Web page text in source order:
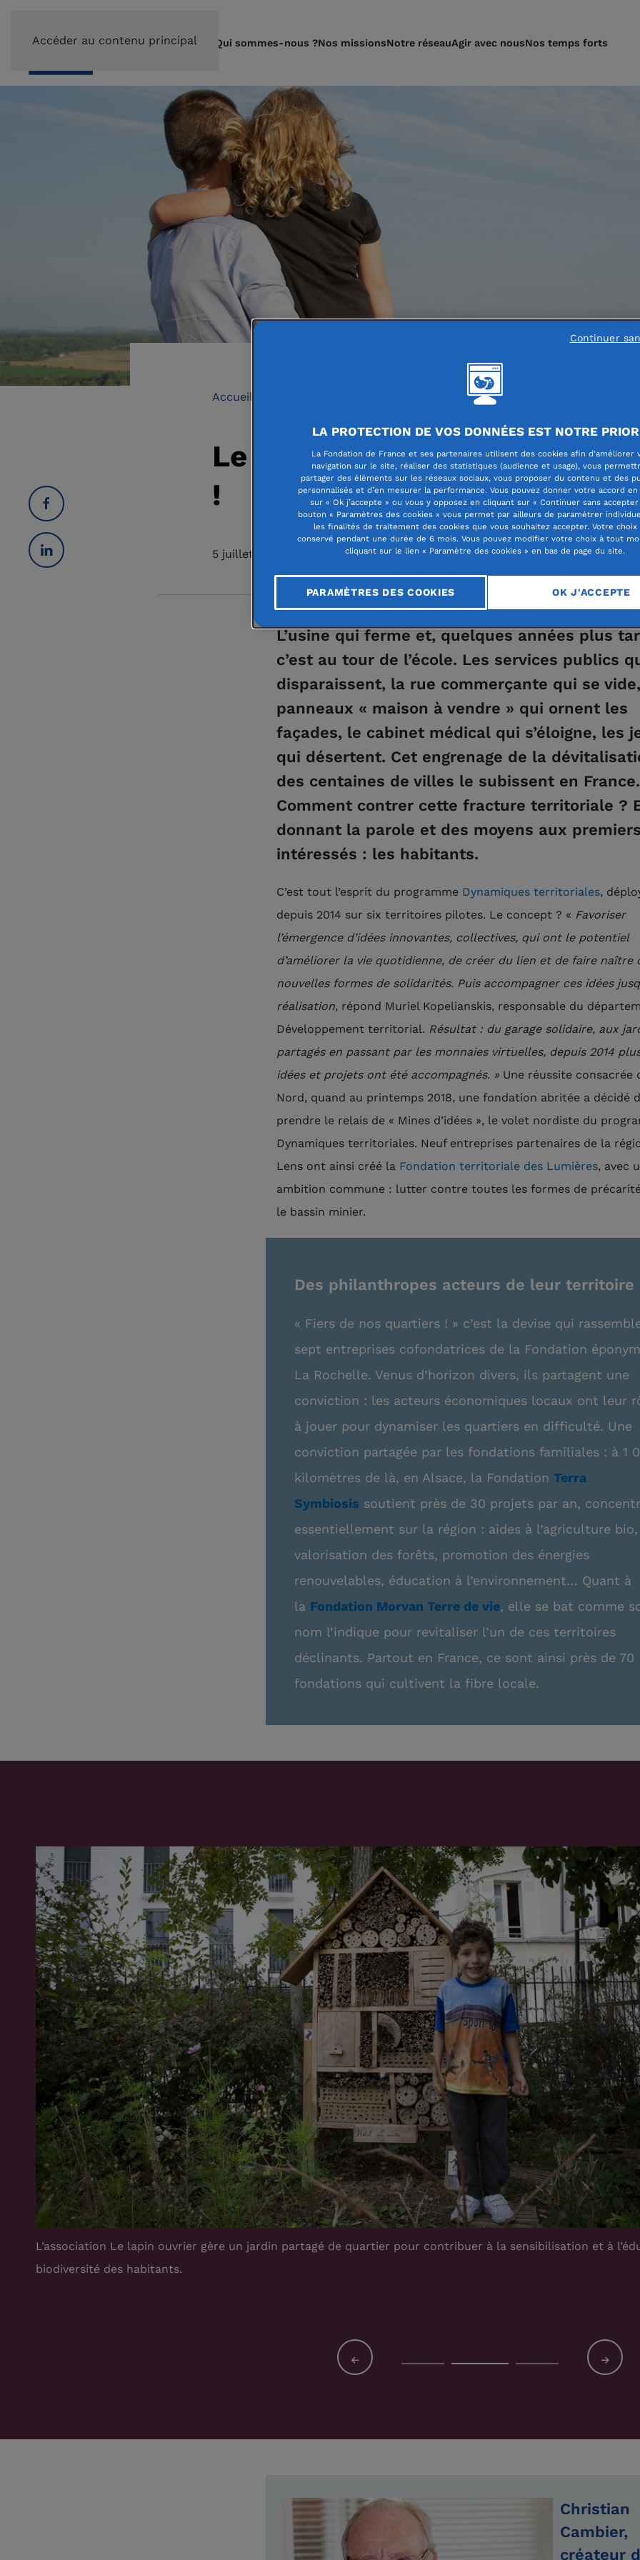
Accéder au contenu principal Qui sommes-nous ?Nos missionsNotre réseauAgir avec nousNos temps forts
Accueil
Le « circuit court » de la
!
5 juillet 2019
L’usine qui ferme et, quelques années plus
c’est au tour de l’école. Les services publics
disparaissent, la rue commerçante qui se
panneaux « maison à vendre » qui ornent les
façades, le cabinet médical qui s’éloigne, les
qui désertent. Cet engrenage de la
des centaines de villes le subissent en France.
Comment contrer cette fracture territoriale ?
donnant la parole et des moyens aux
intéressés : les habitants.
C’est tout l’esprit du programme Dynamiques territoriales,
depuis 2014 sur six territoires pilotes. Le concept ? « Favoriser
l’émergence d’idées innovantes, collectives, qui ont le potentiel
d’améliorer la vie quotidienne, de créer du lien et de faire naître
nouvelles formes de solidarités. Puis accompagner ces idées
réalisation, répond Muriel Kopelianskis, responsable du
Développement territorial. Résultat : du garage solidaire, aux
partagés en passant par les monnaies virtuelles, depuis 2014
idées et projets ont été accompagnés. » Une réussite consacrée
Nord, quand au printemps 2018, une fondation abritée a décidé
prendre le relais de « Mines d’idées », le volet nordiste du
Dynamiques territoriales. Neuf entreprises partenaires de la
Lens ont ainsi créé la Fondation territoriale des Lumières, avec
ambition commune : lutter contre toutes les formes de
le bassin minier.
Des philanthropes acteurs de leur territoire
« Fiers de nos quartiers ! » c’est la devise qui
sept entreprises cofondatrices de la Fondation
La Rochelle. Venus d’horizon divers, ils partagent une
conviction : les acteurs économiques locaux ont leur
à jouer pour dynamiser les quartiers en difficulté. Une
conviction partagée par les fondations familiales : à 1
kilomètres de là, en Alsace, la Fondation Terra
Symbiosis soutient près de 30 projets par an,
essentiellement sur la région : aides à l’agriculture bio,
valorisation des forêts, promotion des énergies
renouvelables, éducation à l’environnement… Quant à
la Fondation Morvan Terre de vie, elle se bat comme
nom l’indique pour revitaliser l’un de ces territoires
déclinants. Partout en France, ce sont ainsi près de 70
fondations qui cultivent la fibre locale.
L’association Le lapin ouvrier gère un jardin partagé de quartier pour contribuer à la sensibilisation et à
biodiversité des habitants.
Christian
Cambier,
créateur
LA PROTECTION DE VOS DONNÉES EST NOTRE
La Fondation de France et ses partenaires utilisent des cookies afin d'améliorer
navigation sur le site, réaliser des statistiques (audience et usage), vous
partager des éléments sur les réseaux sociaux, vous proposer du contenu et des
personnalisés et d’en mesurer la performance. Vous pouvez donner votre accord
sur « Ok j’accepte » ou vous y opposez en cliquant sur « Continuer sans accepter
bouton « Paramètres des cookies » vous permet par ailleurs de paramétrer
les finalités de traitement des cookies que vous souhaitez accepter. Votre choix
conservé pendant une durée de 6 mois. Vous pouvez modifier votre choix à tout
cliquant sur le lien « Paramètre des cookies » en bas de page du site.
PARAMÈTRES DES COOKIES OK J'ACCEPTE
Continuer